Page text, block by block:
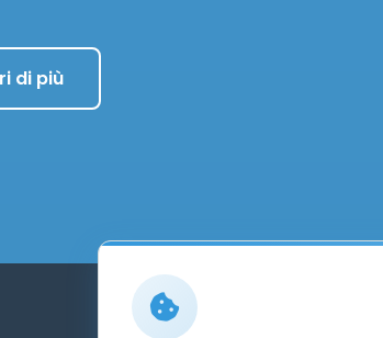
di più